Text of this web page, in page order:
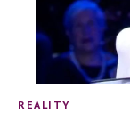
REALITY